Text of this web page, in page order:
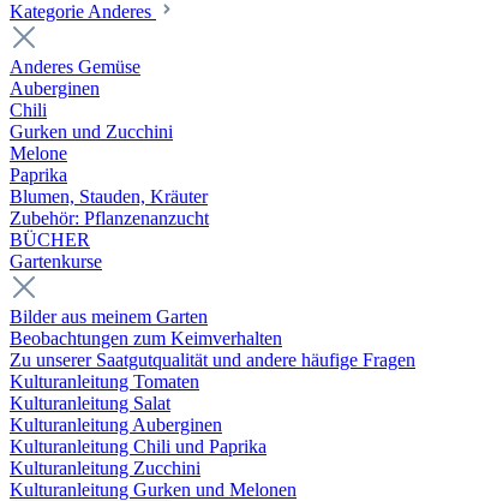
Kategorie Anderes
Anderes Gemüse
Auberginen
Chili
Gurken und Zucchini
Melone
Paprika
Blumen, Stauden, Kräuter
Zubehör: Pflanzenanzucht
BÜCHER
Gartenkurse
Bilder aus meinem Garten
Beobachtungen zum Keimverhalten
Zu unserer Saatgutqualität und andere häufige Fragen
Kulturanleitung Tomaten
Kulturanleitung Salat
Kulturanleitung Auberginen
Kulturanleitung Chili und Paprika
Kulturanleitung Zucchini
Kulturanleitung Gurken und Melonen